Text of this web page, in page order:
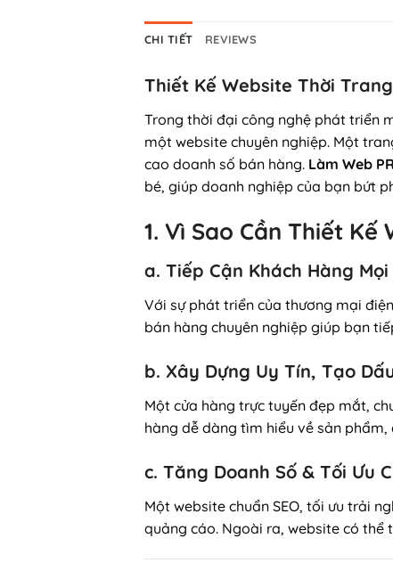
CHI TIẾT REVIEWS
Thiết Kế Website Thời
Trong thời đại công nghệ phát triển
một website chuyên nghiệp. Một
cao doanh số bán hàng. Làm Web
bé, giúp doanh nghiệp của bạn bứt
1. Vì Sao Cần Thiết Kế
a. Tiếp Cận Khách Hàng Mọi
Với sự phát triển của thương mại
bán hàng chuyên nghiệp giúp bạn
b. Xây Dựng Uy Tín, Tạo
Một cửa hàng trực tuyến đẹp mắt,
hàng dễ dàng tìm hiểu về sản
c. Tăng Doanh Số & Tối Ưu
Một website chuẩn SEO, tối ưu trải
quảng cáo. Ngoài ra, website có